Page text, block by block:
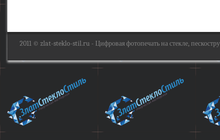
2011 © zlat-steklo-stil.ru - Цифровая фотопечать на стекле,